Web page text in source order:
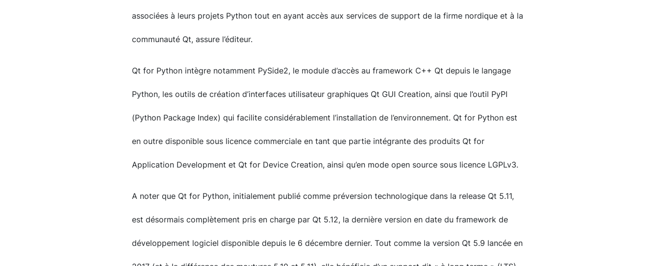
associées à leurs projets Python tout en ayant accès aux services de support de la firme nordique et à la
communauté Qt, assure l’éditeur.
Qt for Python intègre notamment PySide2, le module d’accès au framework C++ Qt depuis le langage
Python, les outils de création d’interfaces utilisateur graphiques Qt GUI Creation, ainsi que l’outil PyPI
(Python Package Index) qui facilite considérablement l’installation de l’environnement. Qt for Python est
en outre disponible sous licence commerciale en tant que partie intégrante des produits Qt for
Application Development et Qt for Device Creation, ainsi qu’en mode open source sous licence LGPLv3.
A noter que Qt for Python, initialement publié comme préversion technologique dans la release Qt 5.11,
est désormais complètement pris en charge par Qt 5.12, la dernière version en date du framework de
développement logiciel disponible depuis le 6 décembre dernier. Tout comme la version Qt 5.9 lancée en